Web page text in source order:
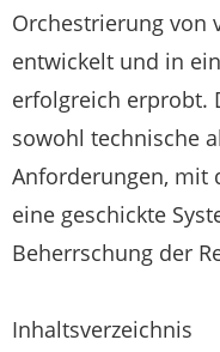
Orchestrierung von
entwickelt und in
erfolgreich erprobt.
sowohl technische
Anforderungen, mit
eine geschickte
Beherrschung der
Inhaltsverzeichnis